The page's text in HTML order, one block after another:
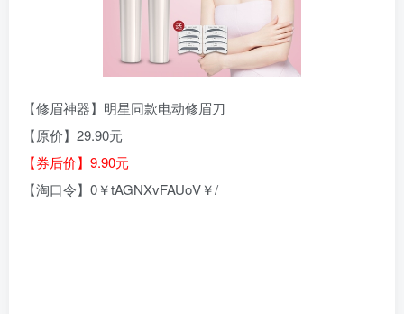
【修眉神器】明星同款电动修眉刀
【原价】29.90元
【券后价】9.90元
【淘口令】0￥tAGNXvFAUoV￥/